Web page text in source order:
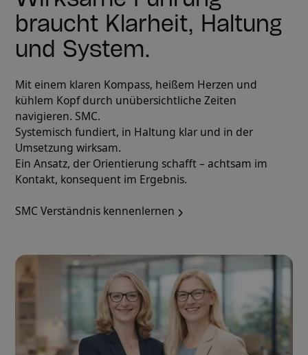
braucht Klarheit, Haltung
und System.
Mit einem klaren Kompass, heißem Herzen und
kühlem Kopf durch unübersichtliche Zeiten
navigieren. SMC.
Systemisch fundiert, in Haltung klar und in der
Umsetzung wirksam.
Ein Ansatz, der Orientierung schafft – achtsam im
Kontakt, konsequent im Ergebnis.
SMC Verständnis kennenlernen